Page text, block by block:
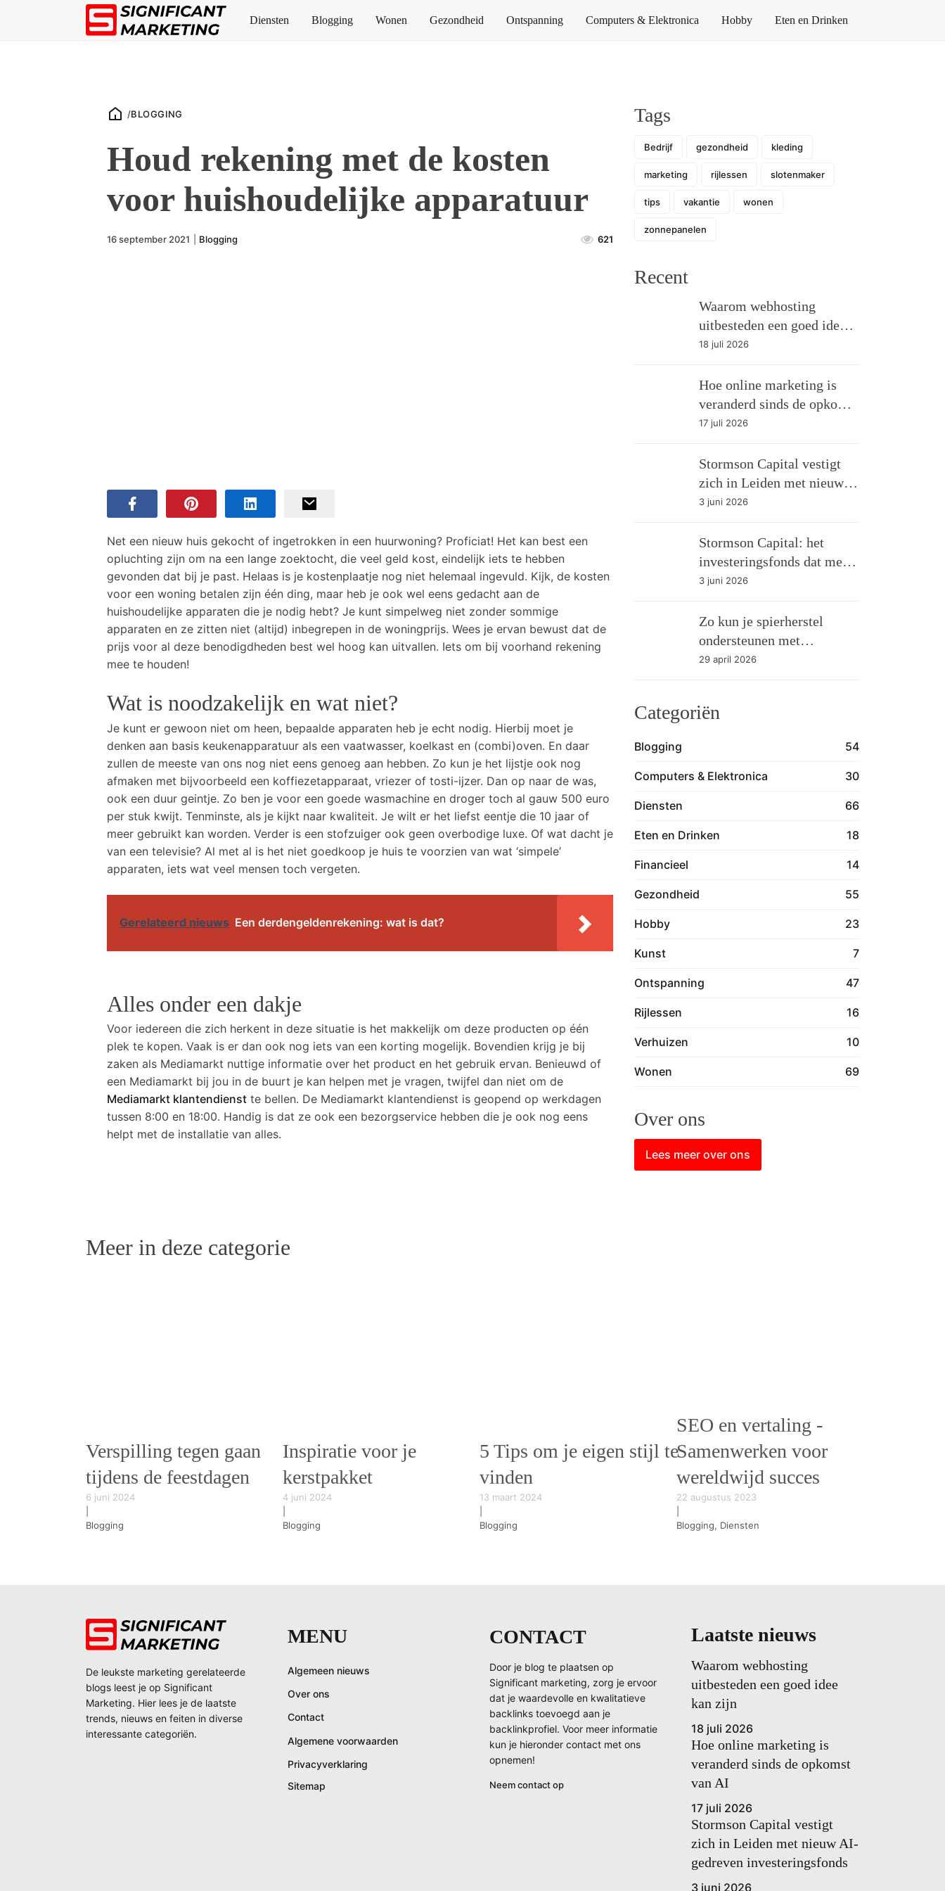
Diensten Blogging Wonen Gezondheid Ontspanning Computers & Elektronica Hobby Eten en Drinken
/BLOGGING
Houd rekening met de kosten
voor huishoudelijke apparatuur
16 september 2021 Blogging 621
Net een nieuw huis gekocht of ingetrokken in een huurwoning? Proficiat! Het kan best een
opluchting zijn om na een lange zoektocht, die veel geld kost, eindelijk iets te hebben
gevonden dat bij je past. Helaas is je kostenplaatje nog niet helemaal ingevuld. Kijk, de kosten
voor een woning betalen zijn één ding, maar heb je ook wel eens gedacht aan de
huishoudelijke apparaten die je nodig hebt? Je kunt simpelweg niet zonder sommige
apparaten en ze zitten niet (altijd) inbegrepen in de woningprijs. Wees je ervan bewust dat de
prijs voor al deze benodigdheden best wel hoog kan uitvallen. Iets om bij voorhand rekening
mee te houden!
Wat is noodzakelijk en wat niet?
Je kunt er gewoon niet om heen, bepaalde apparaten heb je echt nodig. Hierbij moet je
denken aan basis keukenapparatuur als een vaatwasser, koelkast en (combi)oven. En daar
zullen de meeste van ons nog niet eens genoeg aan hebben. Zo kun je het lijstje ook nog
afmaken met bijvoorbeeld een koffiezetapparaat, vriezer of tosti-ijzer. Dan op naar de was,
ook een duur geintje. Zo ben je voor een goede wasmachine en droger toch al gauw 500 euro
per stuk kwijt. Tenminste, als je kijkt naar kwaliteit. Je wilt er het liefst eentje die 10 jaar of
meer gebruikt kan worden. Verder is een stofzuiger ook geen overbodige luxe. Of wat dacht je
van een televisie? Al met al is het niet goedkoop je huis te voorzien van wat ‘simpele’
apparaten, iets wat veel mensen toch vergeten.
Gerelateerd nieuws Een derdengeldenrekening: wat is dat?
Alles onder een dakje
Voor iedereen die zich herkent in deze situatie is het makkelijk om deze producten op één
plek te kopen. Vaak is er dan ook nog iets van een korting mogelijk. Bovendien krijg je bij
zaken als Mediamarkt nuttige informatie over het product en het gebruik ervan. Benieuwd of
een Mediamarkt bij jou in de buurt je kan helpen met je vragen, twijfel dan niet om de
Mediamarkt klantendienst te bellen. De Mediamarkt klantendienst is geopend op werkdagen
tussen 8:00 en 18:00. Handig is dat ze ook een bezorgservice hebben die je ook nog eens
helpt met de installatie van alles.
Tags
Bedrijf gezondheid kleding
marketing rijlessen slotenmaker
tips vakantie wonen
zonnepanelen
Recent
Waarom webhosting
uitbesteden een goed idee
kan zijn
18 juli 2026
Hoe online marketing is
veranderd sinds de opkomst
van AI
17 juli 2026
Stormson Capital vestigt
zich in Leiden met nieuw
AI-gedreven
3 juni 2026
Stormson Capital: het
investeringsfonds dat met
AI management
verkoopt
3 juni 2026
Zo kun je spierherstel
ondersteunen met
eiwitshakes
29 april 2026
Categoriën
Blogging 54
Computers & Elektronica 30
Diensten 66
Eten en Drinken 18
Financieel 14
Gezondheid 55
Hobby 23
Kunst 7
Ontspanning 47
Rijlessen 16
Verhuizen 10
Wonen 69
Over ons
Lees meer over ons
Meer in deze categorie
Verspilling tegen gaan
tijdens de feestdagen
6 juni 2024
Blogging
Inspiratie voor je
kerstpakket
4 juni 2024
Blogging
5 Tips om je eigen stijl te
vinden
13 maart 2024
Blogging
SEO en vertaling -
Samenwerken voor
wereldwijd succes
22 augustus 2023
Blogging, Diensten
De leukste marketing gerelateerde
blogs leest je op Significant
Marketing. Hier lees je de laatste
trends, nieuws en feiten in diverse
interessante categoriën.
MENU
Algemeen nieuws
Over ons
Contact
Algemene voorwaarden
Privacyverklaring
Sitemap
CONTACT
Door je blog te plaatsen op
Significant marketing, zorg je ervoor
dat je waardevolle en kwalitatieve
backlinks toevoegd aan je
backlinkprofiel. Voor meer informatie
kun je hieronder contact met ons
opnemen!
Neem contact op
Laatste nieuws
Waarom webhosting
uitbesteden een goed idee
kan zijn
18 juli 2026
Hoe online marketing is
veranderd sinds de opkomst
van AI
17 juli 2026
Stormson Capital vestigt
zich in Leiden met nieuw AI-
gedreven investeringsfonds
3 juni 2026